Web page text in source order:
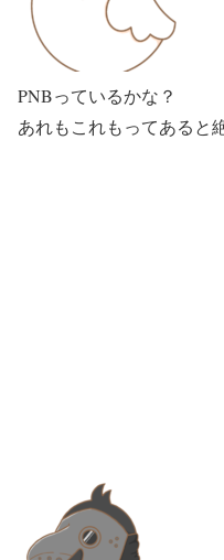
PNBっているかな？
あれもこれもってあると